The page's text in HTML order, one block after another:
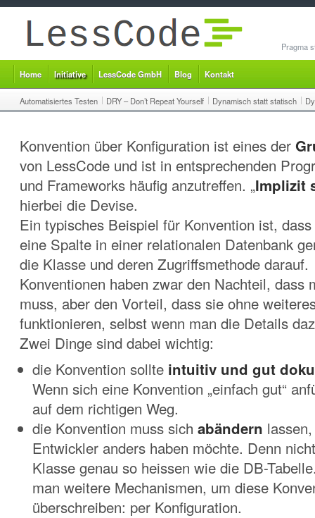
Pragma
Home Initiative LessCode GmbH Blog Kontakt
Automatisiertes Testen DRY – Don’t Repeat Yourself Dynamisch statt statisch
Konvention über Konfiguration ist eines der
von LessCode und ist in entsprechenden
und Frameworks häufig anzutreffen. „Implizit
hierbei die Devise.
Ein typisches Beispiel für Konvention ist,
eine Spalte in einer relationalen Datenbank
die Klasse und deren Zugriffsmethode darauf.
Konventionen haben zwar den Nachteil, dass
muss, aber den Vorteil, dass sie ohne
funktionieren, selbst wenn man die Details
Zwei Dinge sind dabei wichtig:
die Konvention sollte intuitiv und gut
Wenn sich eine Konvention „einfach gut“
auf dem richtigen Weg.
die Konvention muss sichabändern
Entwickler anders haben möchte. Denn
Klasse genau so heissen wie die DB-
man weitere Mechanismen, um diese
überschreiben: per Konfiguration.